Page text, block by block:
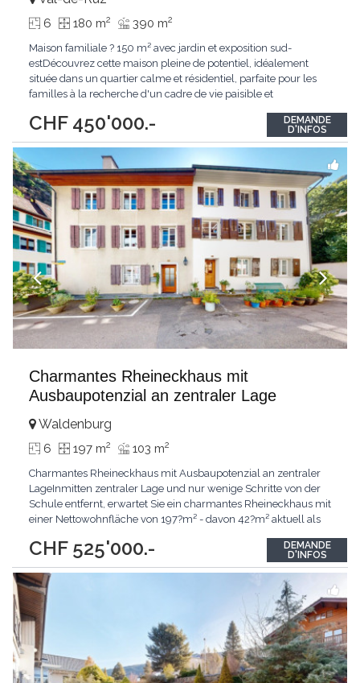
CHF 450'000.-
6 180 m2 390 m2
Maison familiale ? 150 m² avec jardin et exposition sud-
estDécouvrez cette maison pleine de potentiel, idéalement
située dans un quartier calme et résidentiel, parfaite pour les
familles à la recherche d'un cadre de vie paisible et
exposition sud-est, garantissant une luminosité naturelle
optimale tout au long de la journée.Développant...
DEMANDE
D'INFOS
Charmantes Rheineckhaus mit
Ausbaupotenzial an zentraler Lage
CHF 525'000.-
Waldenburg
6 197 m2 103 m2
Charmantes Rheineckhaus mit Ausbaupotenzial an zentraler
LageInmitten zentraler Lage und nur wenige Schritte von der
Schule entfernt, erwartet Sie ein charmantes Rheineckhaus mit
einer Nettowohnfläche von 197?m² - davon 42?m² aktuell als
und individuelle Gestaltung. Sechs Zimmer verteilen sich
geschickt über die Stockwerke und schaffen...
DEMANDE
D'INFOS